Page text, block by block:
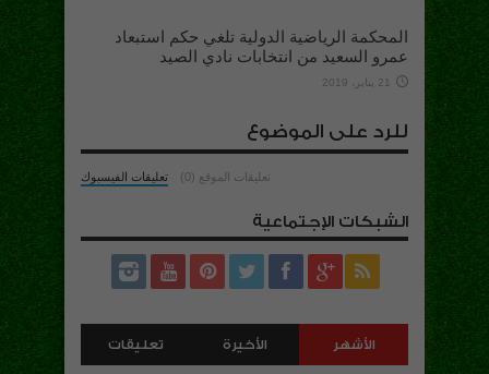
المحكمة الرياضية الدولية تلغي حكم استبعاد
عمرو السعيد من انتخابات نادي الصيد
21 يناير، 2019
للرد على الموضوع
تعليقات الفيسبوك تعليقات الموقع (0)
الشبكات الإجتماعية
الأشهر الأخيرة تعليقات